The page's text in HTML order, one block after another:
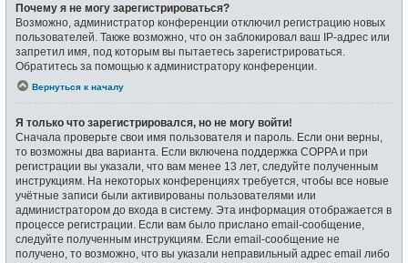
Почему я не могу зарегистрироваться?
Возможно, администратор конференции отключил регистрацию новых
пользователей. Также возможно, что он заблокировал ваш IP-адрес или
запретил имя, под которым вы пытаетесь зарегистрироваться.
Обратитесь за помощью к администратору конференции.
Вернуться к началу
Я только что зарегистрировался, но не могу войти!
Сначала проверьте свои имя пользователя и пароль. Если они верны,
то возможны два варианта. Если включена поддержка COPPA и при
регистрации вы указали, что вам менее 13 лет, следуйте полученным
инструкциям. На некоторых конференциях требуется, чтобы все новые
учётные записи были активированы пользователями или
администратором до входа в систему. Эта информация отображается в
процессе регистрации. Если вам было прислано email-сообщение,
следуйте полученным инструкциям. Если email-сообщение не
получено, то возможно, что вы указали неправильный адрес email либо